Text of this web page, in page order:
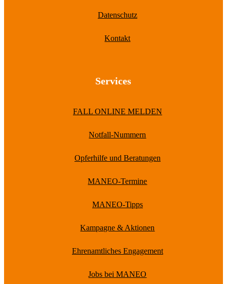
Datenschutz
Kontakt
Services
FALL ONLINE MELDEN
Notfall-Nummern
Opferhilfe und Beratungen
MANEO-Termine
MANEO-Tipps
Kampagne & Aktionen
Ehrenamtliches Engagement
Jobs bei MANEO